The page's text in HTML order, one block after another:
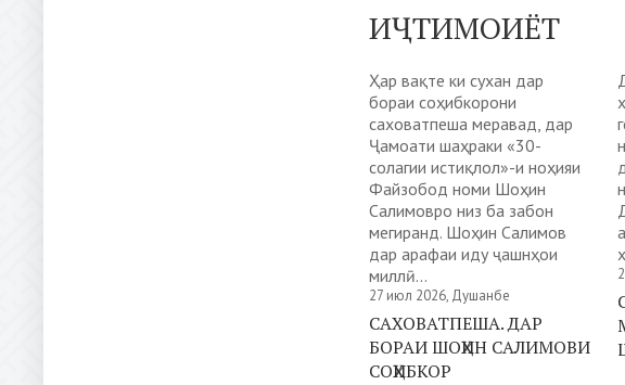
ИҶТИМОИЁТ
Ҳар вақте ки сухан дар
бораи соҳибкорони
саховатпеша меравад, дар
Ҷамоати шаҳраки «30-
солагии истиқлол»-и ноҳияи
Файзобод номи Шоҳин
Салимовро низ ба забон
мегиранд. Шоҳин Салимов
дар арафаи иду ҷашнҳои
миллӣ...
27 июл 2026, Душанбе
САХОВАТПЕША. ДАР
БОРАИ ШОҲИН САЛИМОВИ
СОҲИБКОР